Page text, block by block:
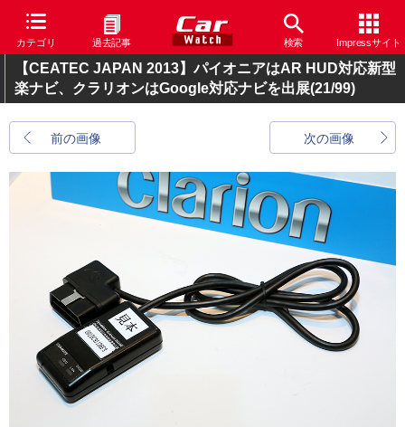
カテゴリ 過去記事 検索 Impressサイト
【CEATEC JAPAN 2013】パイオニアはAR HUD対応新型
楽ナビ、クラリオンはGoogle対応ナビを出展(21/99)
前の画像 次の画像